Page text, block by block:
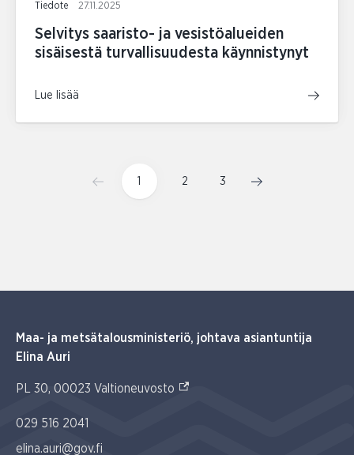
Tiedote 27.11.2025
Selvitys saaristo- ja vesistöalueiden
sisäisestä turvallisuudesta käynnistynyt
Lue lisää
1 2 3
Maa- ja metsätalousministeriö, johtava asiantuntija
Elina Auri
PL 30, 00023 Valtioneuvosto (Ulkoinen linkki)
029 516 2041
elina.auri@gov.fi